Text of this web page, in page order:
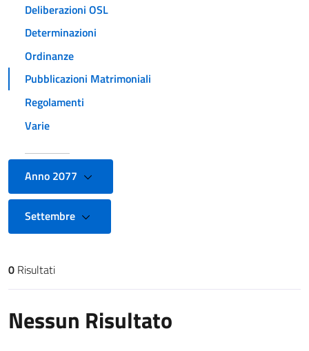
Deliberazioni OSL
Determinazioni
Ordinanze
Pubblicazioni Matrimoniali
Regolamenti
Varie
Anno 2077
Settembre
Risultati di ricerca
0 Risultati
Nessun Risultato